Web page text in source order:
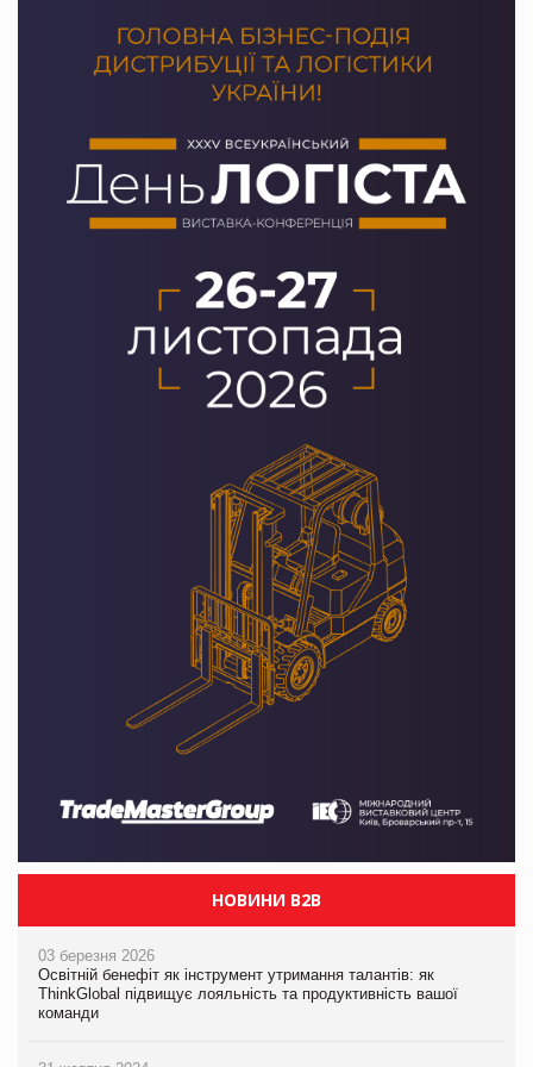
НОВИНИ B2B
03 березня 2026
Освітній бенефіт як інструмент утримання талантів: як
ThinkGlobal підвищує лояльність та продуктивність вашої
команди